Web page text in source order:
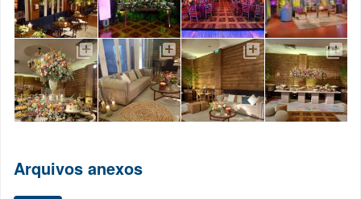
Arquivos anexos